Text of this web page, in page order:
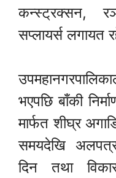
कन्स्ट्रक्सन,
सप्लायर्स लगायत
भएपछि बाँकी
मार्फत शीघ्र
समयदेखि अलपत्र
दिन तथा विकास